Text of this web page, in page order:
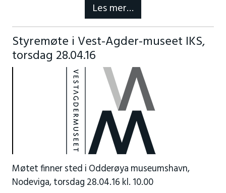
Les mer…
Styremøte i Vest-Agder-museet IKS,
torsdag 28.04.16
Møtet finner sted i Odderøya museumshavn,
Nodeviga, torsdag 28.04.16 kl. 10.00